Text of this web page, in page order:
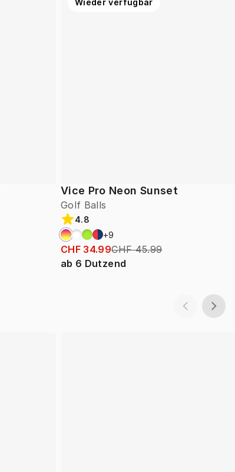
Vice Pro Neon Sunset
Golf Balls
Wieder verfügbar
4.8
+9
CHF 34.99CHF 45.99
ab 6 Dutzend